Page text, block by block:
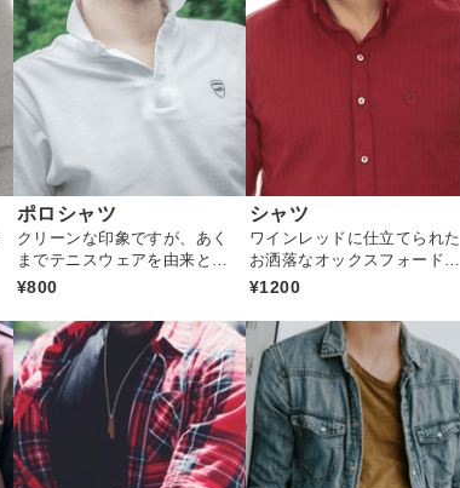
ポロシャツ
クリーンな印象ですが、あく
までテニスウェアを由来とす
るカジュアルなアイテム。通
¥800
シャツ
ワインレッドに仕立てられた
お洒落なオックスフォードボ
タンダウンシャツ
¥1200